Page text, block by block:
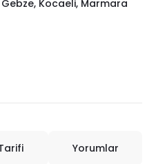
Kocaeli, Marmara
Yorumlar